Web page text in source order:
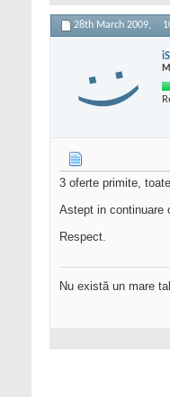
28th March 2009,
3 oferte primite,
Astept in continuare
Respect.
Nu există un mare